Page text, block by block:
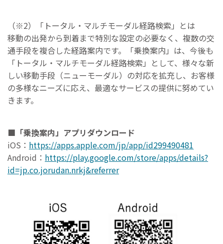
（※2）「トータル・マルチモーダル経路検索」とは
移動の出発から到着まで特別な設定の必要なく、複数の交
通⼿段を複合した経路案内です。「乗換案内」は、今後も
「トータル・マルチモーダル経路検索」として、様々な新
しい移動⼿段（ニューモーダル）の対応を拡充し、お客様
の多様なニーズに応え、最適なサービスの提供に努めてい
きます。
■「乗換案内」アプリダウンロード
iOS： https://apps.apple.com/jp/app/id299490481
Android： https://play.google.com/store/apps/details?
id=jp.co.jorudan.nrkj&referrer